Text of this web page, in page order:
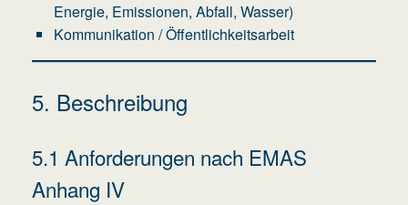
Energie, Emissionen, Abfall, Wasser)
Kommunikation / Öffentlichkeitsarbeit
5. Beschreibung
5.1 Anforderungen nach EMAS
Anhang IV